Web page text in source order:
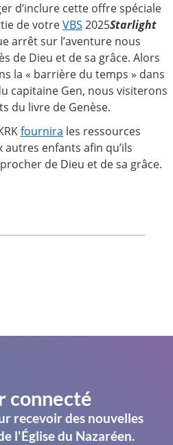
d’inclure cette offre spéciale
de votreVBS 2025Starlight
arrêt sur l’aventure nous
de Dieu et de sa grâce. Alors
la « barrière du temps » dans
capitaine Gen, nous visiterons
du livre de Genèse.
fournira les ressources
autres enfants afin qu’ils
de Dieu et de sa grâce.
connecté
recevoir des nouvelles
l'Église du Nazaréen.